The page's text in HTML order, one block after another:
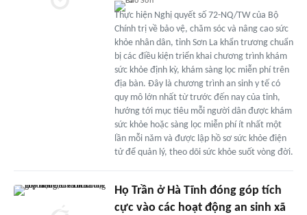
Thực hiện Nghị quyết số 72-NQ/TW của Bộ
Chính trị về bảo vệ, chăm sóc và nâng cao sức
khỏe nhân dân, tỉnh Sơn La khẩn trương chuẩn
bị các điều kiện triển khai chương trình khám
sức khỏe định kỳ, khám sàng lọc miễn phí trên
địa bàn. Đây là chương trình an sinh y tế có
quy mô lớn nhất từ trước đến nay của tỉnh,
hướng tới mục tiêu mỗi người dân được khám
sức khỏe hoặc sàng lọc miễn phí ít nhất một
lần mỗi năm và được lập hồ sơ sức khỏe điện
tử để quản lý, theo dõi sức khỏe suốt vòng đời.
Họ Trần ở Hà Tĩnh đóng góp tích
cực vào các hoạt động an sinh xã